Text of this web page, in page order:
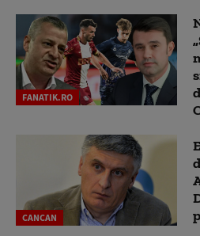
FANATIK.RO
CANCAN